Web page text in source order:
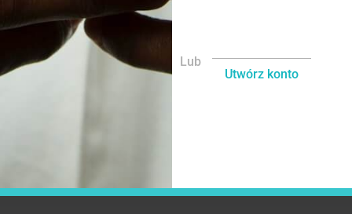
Lub
Utwórz konto